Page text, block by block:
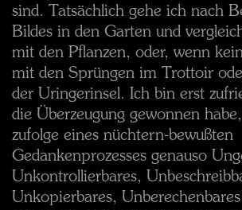
sind. Tatsächlich gehe ich nach
Bildes in den Garten und
mit den Pflanzen, oder, wenn
mit den Sprüngen im Trottoir
der Uringerinsel. Ich bin erst
die Überzeugung gewonnen
zufolge eines nüchtern-bewußten
Gedankenprozesses genauso
Unkontrollierbares,
Unkopierbares,